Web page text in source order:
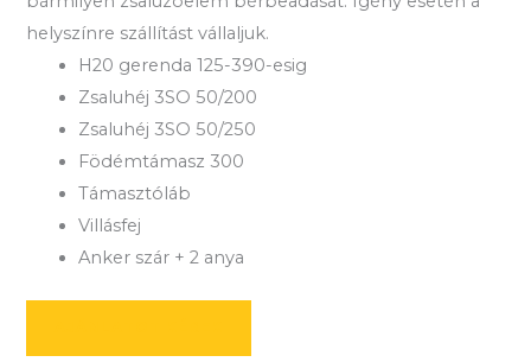
helyszínre szállítást vállaljuk.
H20 gerenda 125-390-esig
Zsaluhéj 3SO 50/200
Zsaluhéj 3SO 50/250
Födémtámasz 300
Támasztóláb
Villásfej
Anker szár + 2 anya